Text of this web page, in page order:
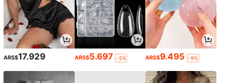
ARS$17.929 ARS$5.697 -5% ARS$9.495 -9%